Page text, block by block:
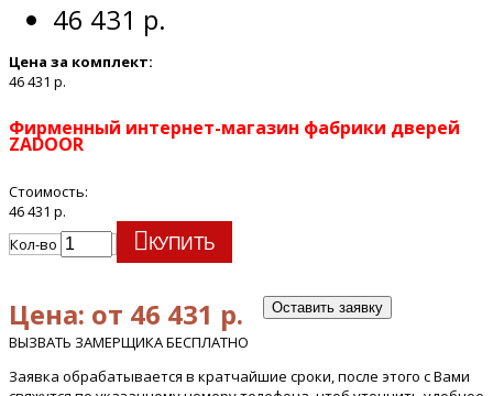
46 431 р.
Цена за комплект:
46 431 р.
Фирменный интернет-магазин фабрики дверей
ZADOOR
Стоимость:
46 431 р.
Кол-во
КУПИТЬ
Цена: от 46 431 р. Оставить заявку
ВЫЗВАТЬ ЗАМЕРЩИКА БЕСПЛАТНО
Заявка обрабатывается в кратчайшие сроки, после этого с Вами